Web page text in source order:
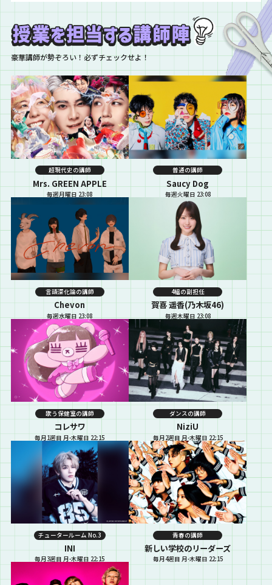
豪華講師が勢ぞろい！必ずチェックせよ！
超現代史の講師
Mrs. GREEN APPLE
毎週月曜日 23:08
普通の講師
Saucy Dog
毎週火曜日 23:08
言語深化論の講師
Chevon
毎週水曜日 23:08
4組の副担任
賀喜 遥香(乃木坂46)
毎週木曜日 23:08
歌う保健室の講師
コレサワ
毎月1週目 月-木曜日 22:15
ダンスの講師
NiziU
毎月2週目 月-木曜日 22:15
チュータールーム No.3
INI
毎月3週目 月-木曜日 22:15
青春の講師
新しい学校のリーダーズ
毎月4週目 月-木曜日 22:15